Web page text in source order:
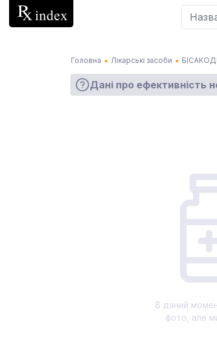
Головна Лікарські засоби
Дані про ефективність
В даний
фото, але